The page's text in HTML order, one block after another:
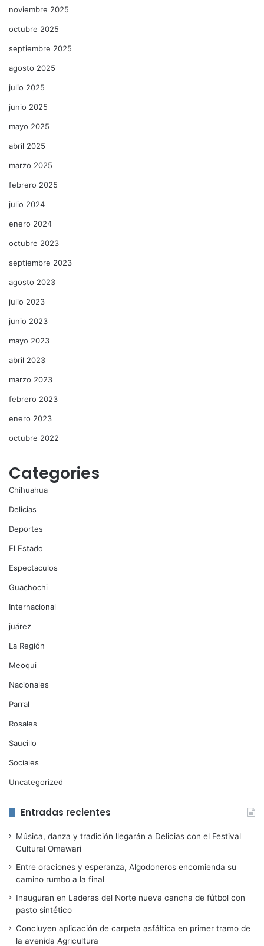
noviembre 2025
octubre 2025
septiembre 2025
agosto 2025
julio 2025
junio 2025
mayo 2025
abril 2025
marzo 2025
febrero 2025
julio 2024
enero 2024
octubre 2023
septiembre 2023
agosto 2023
julio 2023
junio 2023
mayo 2023
abril 2023
marzo 2023
febrero 2023
enero 2023
octubre 2022
Categories
Chihuahua
Delicias
Deportes
El Estado
Espectaculos
Guachochi
Internacional
juárez
La Región
Meoqui
Nacionales
Parral
Rosales
Saucillo
Sociales
Uncategorized
Entradas recientes
Música, danza y tradición llegarán a Delicias con el Festival
Cultural Omawari
Entre oraciones y esperanza, Algodoneros encomienda su
camino rumbo a la final
Inauguran en Laderas del Norte nueva cancha de fútbol con
pasto sintético
Concluyen aplicación de carpeta asfáltica en primer tramo de
la avenida Agricultura